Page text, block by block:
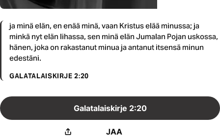
ja minä elän, en enää minä, vaan Kristus elää minussa; ja
minkä nyt elän lihassa, sen minä elän Jumalan Pojan uskossa,
hänen, joka on rakastanut minua ja antanut itsensä minun
edestäni.
GALATALAISKIRJE 2:20
Galatalaiskirje 2:20
JAA